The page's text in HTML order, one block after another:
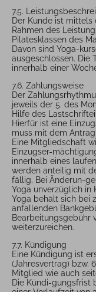
7.5.
Der Kunde ist
Rahmen des
Pilatesklassen des
Davon sind Yoga-
ausgeschlossen. Die
innerhalb einer
7.6. Zahlungsweise
Der
jeweils der 5. des
Hilfe des
Hierfür ist eine
muss mit dem
Eine Mitgliedschaft
Einzugser-
innerhalb eines
werden anteilig mit
fällig. Bei Änderun-
Yoga unverzüglich in
Yoga behält sich bei
anfallenden
Bearbeitungsgebühr
weiterzureichen.
7.7. Kündigung
Eine Kündigung ist
(Jahresvertrag) bzw.
Mitglied wie auch
Die Kündi-gungsfrist